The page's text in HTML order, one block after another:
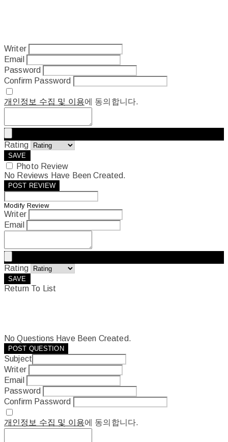
Writer
Email
Password
Confirm Password
개인정보 수집 및 이용에 동의합니다.
Rating
SAVE
Photo Review
No Reviews Have Been Created.
POST REVIEW
Modify Review
Writer
Email
Rating
SAVE
Return To List
No Questions Have Been Created.
POST QUESTION
Subject
Writer
Email
Password
Confirm Password
개인정보 수집 및 이용에 동의합니다.